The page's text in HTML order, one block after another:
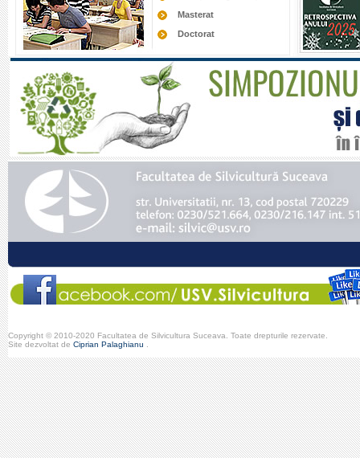
Masterat
Doctorat
Copyright © 2010-2020 Facultatea de Silvicultura Suceava. Toate drepturile rezervate.
Site dezvoltat de Ciprian Palaghianu